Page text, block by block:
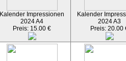
Kalender Impressionen
2024 A4
Preis: 15.00 €
Kalender
2024 A3
Preis: 20.00